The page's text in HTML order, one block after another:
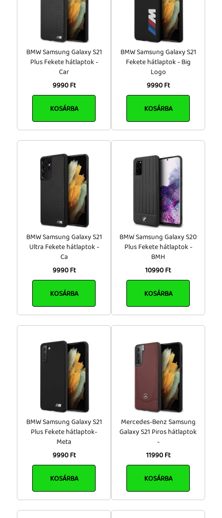
20 000 - 50 000 Ft
50 000 - 100 000 Ft
100 000 Ft felett
Márka
UNIQ
BMW Samsung Galaxy S21
Plus Fekete hátlaptok -
Car
9990 Ft
KOSÁRBA
BMW Samsung Galaxy S21
Fekete hátlaptok - Big
Logo
9990 Ft
KOSÁRBA
BMW Samsung Galaxy S21
Ultra Fekete hátlaptok -
Ca
9990 Ft
KOSÁRBA
BMW Samsung Galaxy S20
Plus Fekete hátlaptok -
BMH
10990 Ft
KOSÁRBA
BMW Samsung Galaxy S21
Plus Fekete hátlaptok-
Meta
9990 Ft
KOSÁRBA
Mercedes-Benz Samsung
Galaxy S21 Piros hátlaptok
-
11990 Ft
KOSÁRBA
Tok, kábel, töltő, tartó
Információk
Szállítás, fizetés, garancia
Cégünkről, elérhetőségek